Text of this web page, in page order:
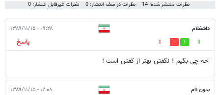
نظرات منتشر شده: 14 نظرات در صف انتشار: 0 نظرات غیرقابل انتشار: 0
داشغلام ۰۹:۲۸ - ۱۳۸۹/۱۱/۱۵
0
0
پاسخ
آخه چی بگیم ! نگفتن بهتر از گفتن است !
بدون نام ۱۲:۰۸ - ۱۳۸۹/۱۱/۱۵